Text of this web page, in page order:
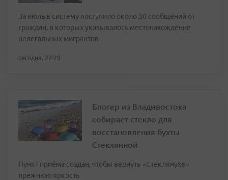
За июль в систему поступило около 30 сообщений от
граждан, в которых указывалось местонахождение
нелегальных мигрантов
сегодня, 22:29
Блогер из Владивостока
собирает стекло для
восстановления бухты
Стеклянной
Пункт приёма создан, чтобы вернуть «Стеклянухе»
прежнюю яркость